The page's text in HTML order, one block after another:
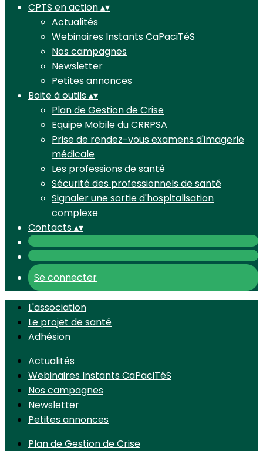
CPTS en action▴▾
Actualités
Webinaires Instants CaPaciTéS
Nos campagnes
Newsletter
Petites annonces
Boite à outils▴▾
Plan de Gestion de Crise
Equipe Mobile du CRRPSA
Prise de rendez-vous examens d'imagerie
médicale
Les professions de santé
Sécurité des professionnels de santé
Signaler une sortie d'hospitalisation
complexe
Contacts▴▾
Se connecter
L'association
Le projet de santé
Adhésion
Actualités
Webinaires Instants CaPaciTéS
Nos campagnes
Newsletter
Petites annonces
Plan de Gestion de Crise